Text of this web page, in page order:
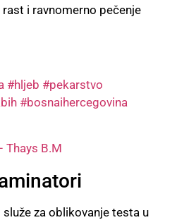
i ravnomerno pečenje
#hljeb #pekarstvo
#bosnaihercegovina
Thays B.M
za oblikovanje testa u